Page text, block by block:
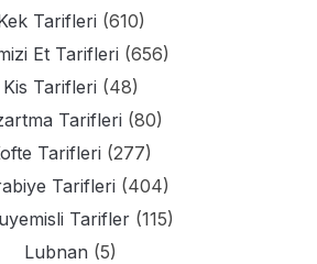
Tarifleri (610)
Et Tarifleri (656)
Kis Tarifleri (48)
Tarifleri (80)
Tarifleri (277)
Tarifleri (404)
Tarifler(115)
Lubnan (5)